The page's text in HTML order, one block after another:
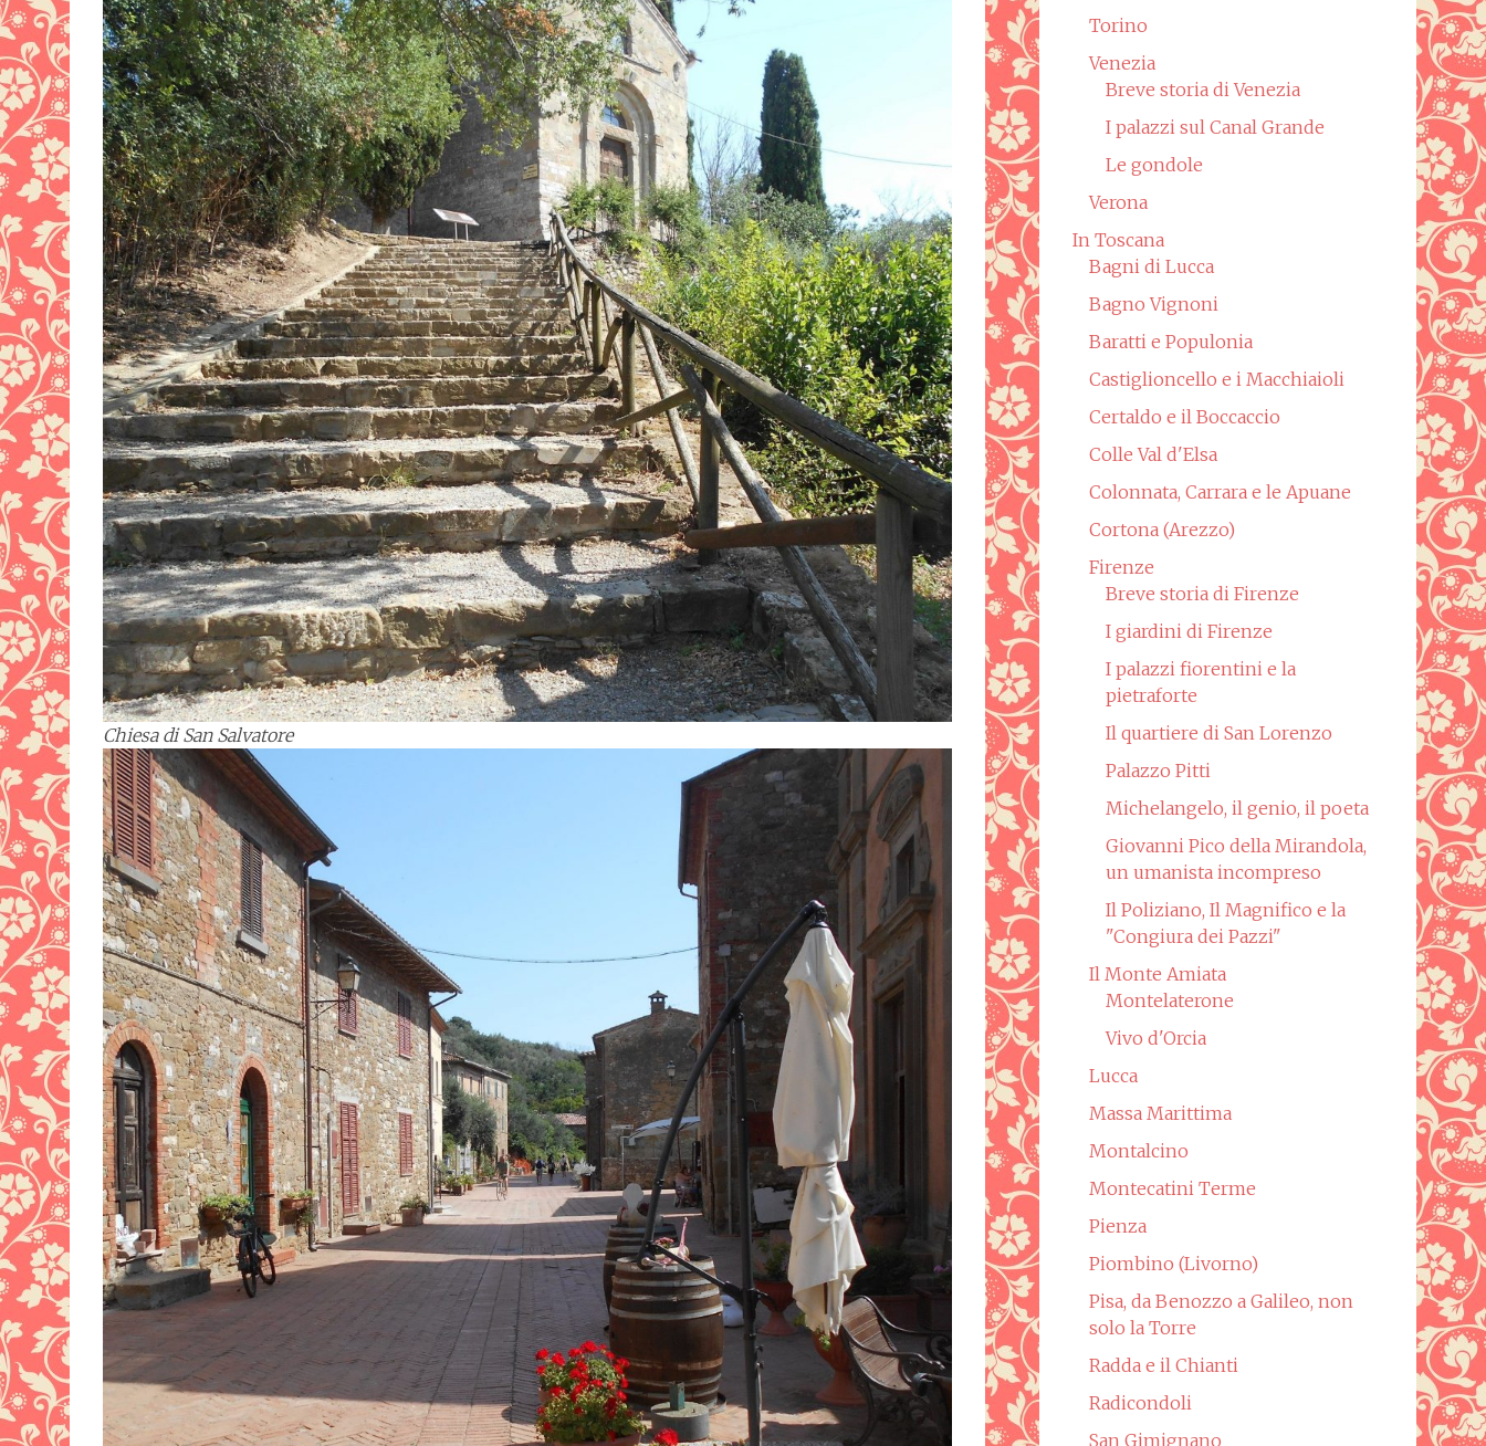
Chiesa di San Salvatore
Torino
Venezia
Breve storia di Venezia
I palazzi sul Canal Grande
Le gondole
Verona
In Toscana
Bagni di Lucca
Bagno Vignoni
Baratti e Populonia
Castiglioncello e i Macchiaioli
Certaldo e il Boccaccio
Colle Val d'Elsa
Colonnata, Carrara e le Apuane
Cortona (Arezzo)
Firenze
Breve storia di Firenze
I giardini di Firenze
I palazzi fiorentini e la
pietraforte
Il quartiere di San Lorenzo
Palazzo Pitti
Michelangelo, il genio, il poeta
Giovanni Pico della Mirandola,
un umanista incompreso
Il Poliziano, Il Magnifico e la
"Congiura dei Pazzi"
Il Monte Amiata
Montelaterone
Vivo d'Orcia
Lucca
Massa Marittima
Montalcino
Montecatini Terme
Pienza
Piombino (Livorno)
Pisa, da Benozzo a Galileo, non
solo la Torre
Radda e il Chianti
Radicondoli
San Gimignano